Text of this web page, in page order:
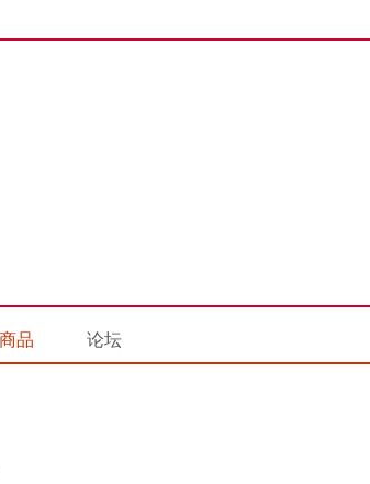
商品 论坛